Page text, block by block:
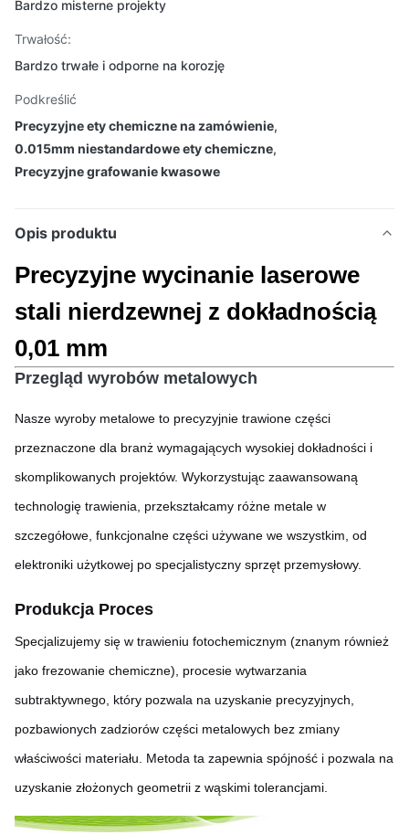
Bardzo misterne projekty
Trwałość:
Bardzo trwałe i odporne na korozję
Podkreślić
Precyzyjne ety chemiczne na zamówienie,
0.015mm niestandardowe ety chemiczne,
Precyzyjne grafowanie kwasowe
Opis produktu
Precyzyjne wycinanie laserowe
stali nierdzewnej z dokładnością
0,01 mm
Przegląd wyrobów metalowych
Nasze wyroby metalowe to precyzyjnie trawione części
przeznaczone dla branż wymagających wysokiej dokładności i
skomplikowanych projektów. Wykorzystując zaawansowaną
technologię trawienia, przekształcamy różne metale w
szczegółowe, funkcjonalne części używane we wszystkim, od
elektroniki użytkowej po specjalistyczny sprzęt przemysłowy.
Produkcja Proces
Specjalizujemy się w trawieniu fotochemicznym (znanym również
jako frezowanie chemiczne), procesie wytwarzania
subtraktywnego, który pozwala na uzyskanie precyzyjnych,
pozbawionych zadziorów części metalowych bez zmiany
właściwości materiału. Metoda ta zapewnia spójność i pozwala na
uzyskanie złożonych geometrii z wąskimi tolerancjami.